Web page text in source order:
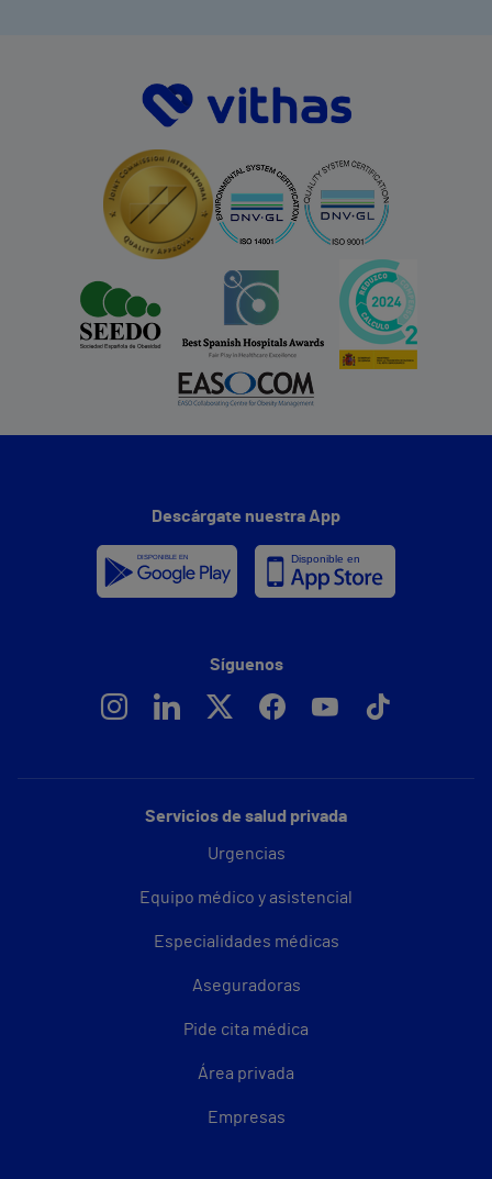
Servicios de salud privada
Urgencias
Equipo médico y asistencial
Especialidades médicas
Aseguradoras
Pide cita médica
Área privada
Empresas
Descárgate nuestra App
Síguenos